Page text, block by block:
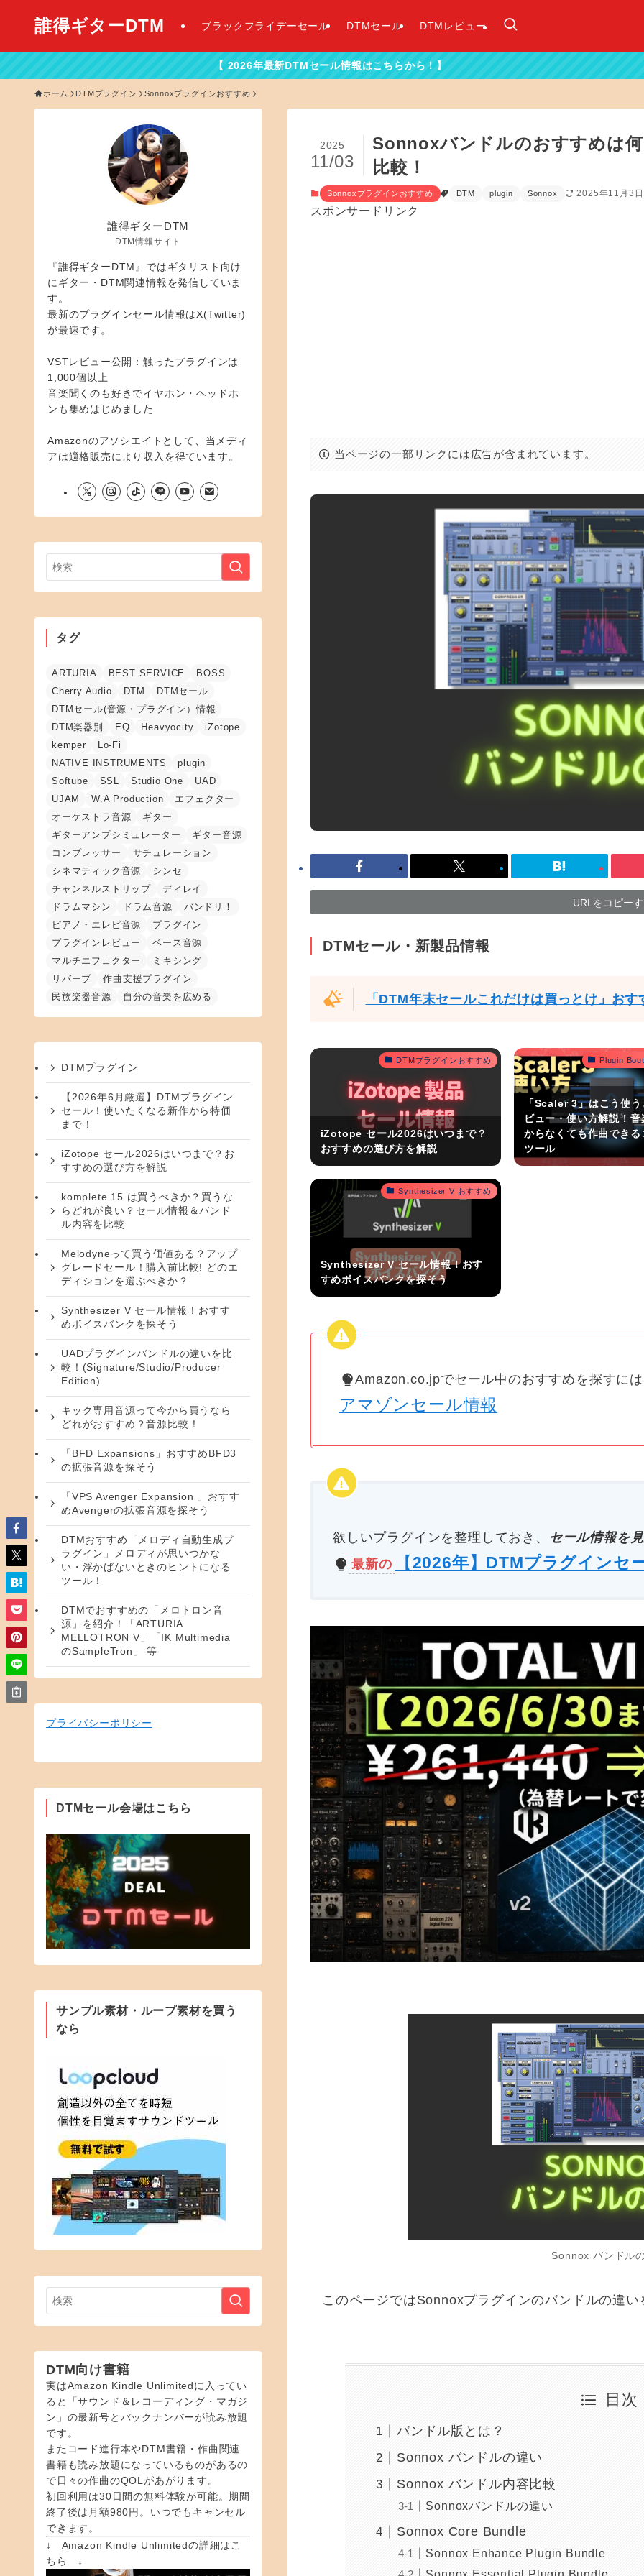
誰得ギターDTM ブラックフライデーセール DTMセール DTMレビュー
【 2026年最新DTMセール情報はこちらから！】
ホーム DTMプラグイン Sonnoxプラグインおすすめ
Sonnoxバンドルのおすすめは
比較！
2025
11/03
Sonnoxプラグインおすすめ DTM plugin Sonnox 2025年11月3日
スポンサードリンク
当ページの一部リンクには広告が含まれています。
URLをコピー
DTMセール・新製品情報
「DTM年末セールこれだけは買っとけ」お
DTMプラグインおすすめ
iZotope セール2026はいつまで？
おすすめの選び方を解説
Plugin
「Scaler 3」はこう使
ビュー・使い方解説！
からなくても作曲できる
ツール
Synthesizer V おすすめ
Synthesizer V セール情報！おす
すめボイスバンクを探そう
Amazon.co.jpでセール中のおすすめを探すに
アマゾンセール情報
欲しいプラグインを整理しておき、
セール情報を
最新の
【 2026年】DTMプラグインセ
Sonnox バンドル
このページではSonnoxプラグインのバンドルの違
目次
バンドル版とは？
Sonnox バンドルの違い
Sonnox バンドル内容比較
Sonnoxバンドルの違い
Sonnox Core Bundle
Sonnox Enhance Plugin Bundle
誰得ギターDTM
DTM情報サイト
『誰得ギターDTM』ではギタリスト向け
にギター・DTM関連情報を発信していま
す。
最新のプラグインセール情報はX(Twitter)
が最速です。
VSTレビュー公開：触ったプラグインは
1,000個以上
音楽聞くのも好きでイヤホン・ヘッドホ
ンも集めはじめました
Amazonのアソシエイトとして、当メディ
アは適格販売により収入を得ています。
タグ
ARTURIA BEST SERVICE
BOSS
Cherry Audio
DTM
DTMセール
DTMセール(音源・プラグイン）情報
DTM楽器別
EQ Heavyocity
iZotope
kemper
Lo-Fi
NATIVE INSTRUMENTS
plugin
Softube
SSL Studio One
UAD
UJAM
W.A Production
エフェクター
オーケストラ音源
ギター
ギターアンプシミュレーター
ギター音源
コンプレッサー
サチュレーション
シネマティック音源
シンセ
チャンネルストリップ
ディレイ
ドラムマシン
ドラム音源
バンドリ！
ピアノ・エレピ音源
プラグイン
プラグインレビュー
ベース音源
マルチエフェクター
ミキシング
リバーブ
作曲支援プラグイン
民族楽器音源
自分の音楽を広める
DTMプラグイン
【2026年6月厳選】DTMプラグイン
セール！使いたくなる新作から特価
まで！
iZotope セール2026はいつまで？お
すすめの選び方を解説
komplete 15 は買うべきか？買うな
らどれが良い？セール情報＆バンド
ル内容を比較
Melodyneって買う価値ある？アップ
グレードセール！購入前比較! どのエ
ディションを選ぶべきか？
Synthesizer V セール情報！おすす
めボイスバンクを探そう
UADプラグインバンドルの違いを比
較！(Signature/Studio/Producer
Edition)
キック専用音源って今から買うなら
どれがおすすめ？音源比較！
「BFD Expansions」おすすめBFD3
の拡張音源を探そう
「VPS Avenger Expansion 」おすす
めAvengerの拡張音源を探そう
DTMおすすめ「メロディ自動生成プ
ラグイン」メロディが思いつかな
い・浮かばないときのヒントになる
ツール！
DTMでおすすめの「メロトロン音
源」を紹介！「ARTURIA
MELLOTRON V」「IK Multimedia
のSampleTron」 等
プライバシーポリシー
DTMセール会場はこちら
サンプル素材・ループ素材を買う
なら
DTM向け書籍
実はAmazon Kindle Unlimitedに入ってい
ると「サウンド＆レコーディング・マガジ
ン」の最新号とバックナンバーが読み放題
です。
またコード進行本やDTM書籍・作曲関連
書籍も読み放題になっているものがあるの
で日々の作曲のQOLがあがります。
初回利用は30日間の無料体験が可能。期間
終了後は月額980円。いつでもキャンセル
できます。
↓ Amazon Kindle Unlimitedの詳細はこ
ちら ↓